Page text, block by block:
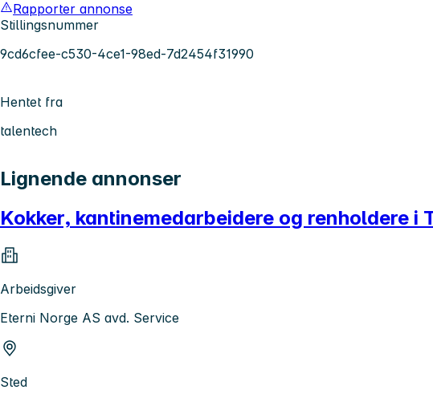
Rapporter annonse
Stillingsnummer
9cd6cfee-c530-4ce1-98ed-7d2454f31990
Hentet fra
talentech
Lignende annonser
Kokker, kantinemedarbeidere og renholdere i
Arbeidsgiver
Eterni Norge AS avd. Service
Sted